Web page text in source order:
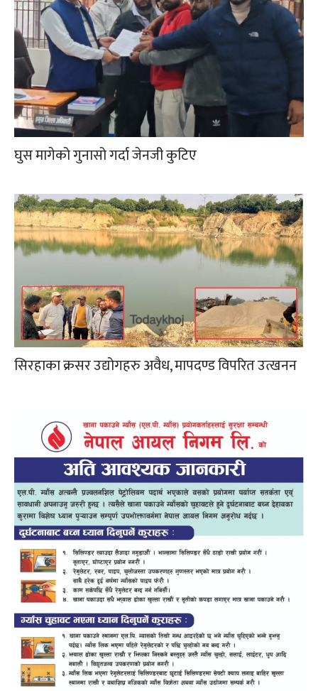
घुस मागेको गुनासो गर्दा जेनजी कुटिए
सिरहाका क्रसर उद्योगहरु अवैध, मापदण्ड विपरित उत्खनन